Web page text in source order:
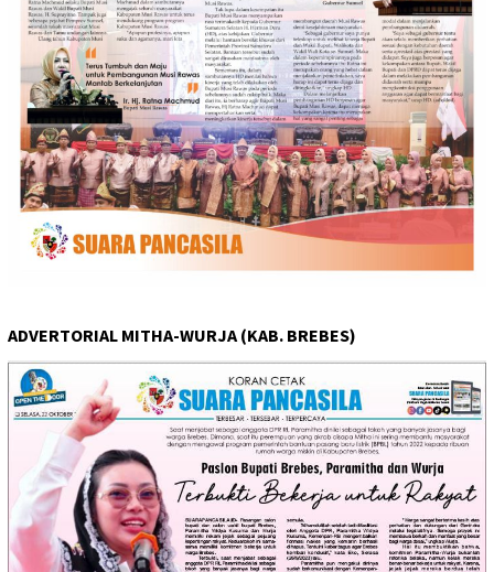
ADVERTORIAL MITHA-WURJA (KAB. BREBES)